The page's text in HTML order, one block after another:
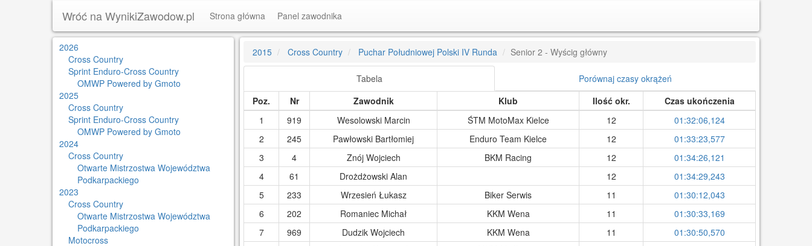
Wróć na WynikiZawodow.pl Strona główna Panel zawodnika
2026
Cross Country
Sprint Enduro-Cross Country
OMWP Powered by Gmoto
2025
Cross Country
Sprint Enduro-Cross Country
OMWP Powered by Gmoto
2024
Cross Country
Otwarte Mistrzostwa Województwa
Podkarpackiego
2023
Cross Country
Otwarte Mistrzostwa Województwa
Podkarpackiego
Motocross
2015 Cross Country Puchar Południowej Polski IV Runda Senior 2 - Wyścig główny
Tabela
Porównaj czasy okrążeń
Poz.
Nr Zawodnik Klub Ilość okr.
Czas ukończenia
1
919 Wesolowski Marcin ŚTM MotoMax Kielce 12
01:32:06,124
2
245 Pawłowski Bartłomiej Enduro Team Kielce 12
01:33:23,577
3
4 Znój Wojciech BKM Racing 12
01:34:26,121
4
61 Drożdżowski Alan 12
01:34:29,243
5
233 Wrzesień Łukasz Biker Serwis 11
01:30:12,043
6
202 Romaniec Michał KKM Wena 11
01:30:33,169
7
969 Dudzik Wojciech KKM Wena 11
01:30:50,570